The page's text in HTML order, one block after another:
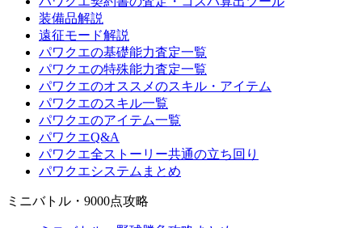
装備品解説
遠征モード解説
パワクエの基礎能力査定一覧
パワクエの特殊能力査定一覧
パワクエのオススメのスキル・アイテム
パワクエのスキル一覧
パワクエのアイテム一覧
パワクエQ&A
パワクエ全ストーリー共通の立ち回り
パワクエシステムまとめ
ミニバトル・9000点攻略